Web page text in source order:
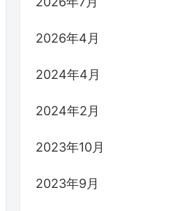
2026年4月
2024年4月
2024年2月
2023年10月
2023年9月